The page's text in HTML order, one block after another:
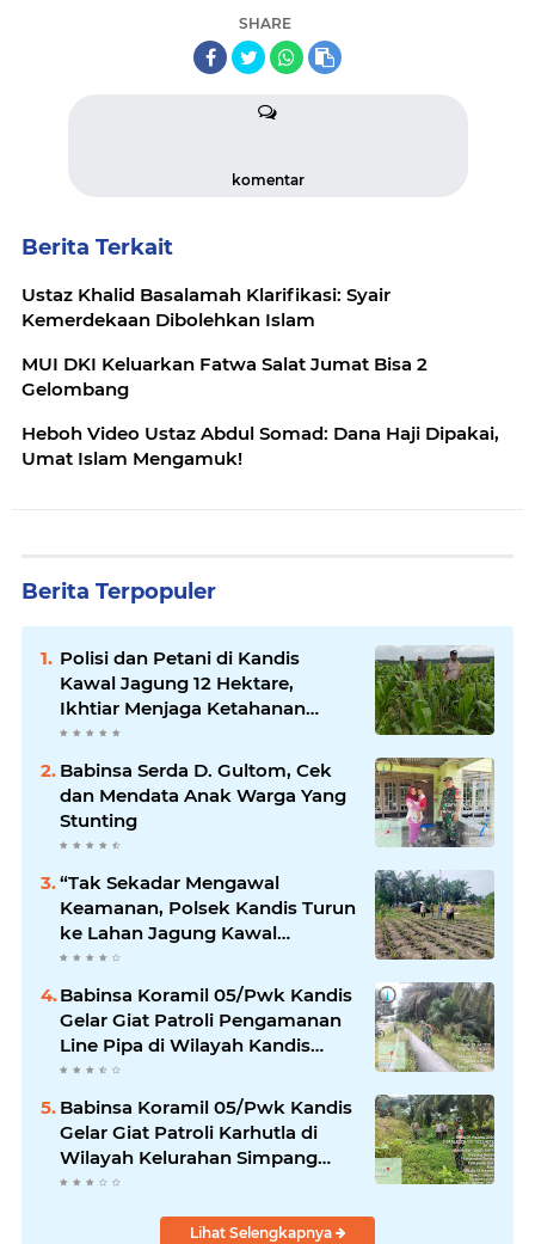
SHARE
komentar
Berita Terkait
Ustaz Khalid Basalamah Klarifikasi: Syair
Kemerdekaan Dibolehkan Islam
MUI DKI Keluarkan Fatwa Salat Jumat Bisa 2
Gelombang
Heboh Video Ustaz Abdul Somad: Dana Haji Dipakai,
Umat Islam Mengamuk!
Berita Terpopuler
Polisi dan Petani di Kandis
Kawal Jagung 12 Hektare,
Ikhtiar Menjaga Ketahanan
Pangan
Babinsa Serda D. Gultom, Cek
dan Mendata Anak Warga Yang
Stunting
“Tak Sekadar Mengawal
Keamanan, Polsek Kandis Turun
ke Lahan Jagung Kawal
Ketahanan Pangan
Babinsa Koramil 05/Pwk Kandis
Gelar Giat Patroli Pengamanan
Line Pipa di Wilayah Kandis
Kandis
Babinsa Koramil 05/Pwk Kandis
Gelar Giat Patroli Karhutla di
Wilayah Kelurahan Simpang
Belutu
Lihat Selengkapnya